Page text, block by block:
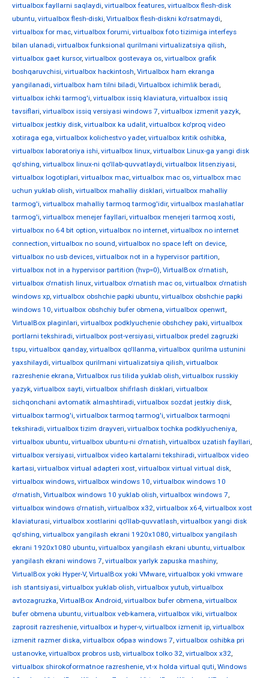
virtualbox fayllarni saqlaydi, virtualbox features, virtualbox flesh-disk
ubuntu, virtualbox flesh-diski, Virtualbox flesh-diskni ko'rsatmaydi,
virtualbox for mac, virtualbox forumi, virtualbox foto tizimiga interfeys
bilan ulanadi, virtualbox funksional qurilmani virtualizatsiya qilish,
virtualbox gaet kursor, virtualbox gostevaya os, virtualbox grafik
boshqaruvchisi, virtualbox hackintosh, Virtualbox ham ekranga
yangilanadi, virtualbox ham tilni biladi, Virtualbox ichimlik beradi,
virtualbox ichki tarmog'i, virtualbox issiq klaviatura, virtualbox issiq
tavsiflari, virtualbox issiq versiyasi windows 7, virtualbox izmenit yazyk,
virtualbox jestkiy disk, virtualbox ka udalit, virtualbox ko'proq video
xotiraga ega, virtualbox kolichestvo yader, virtualbox kritik oshibka,
virtualbox laboratoriya ishi, virtualbox linux, virtualbox Linux-ga yangi disk
qo'shing, virtualbox linux-ni qo'llab-quvvatlaydi, virtualbox litsenziyasi,
virtualbox logotiplari, virtualbox mac, virtualbox mac os, virtualbox mac
uchun yuklab olish, virtualbox mahalliy disklari, virtualbox mahalliy
tarmog'i, virtualbox mahalliy tarmoq tarmog'idir, virtualbox maslahatlar
tarmog'i, virtualbox menejer fayllari, virtualbox menejeri tarmoq xosti,
virtualbox no 64 bit option, virtualbox no internet, virtualbox no internet
connection, virtualbox no sound, virtualbox no space left on device,
virtualbox no usb devices, virtualbox not in a hypervisor partition,
virtualbox not in a hypervisor partition (hvp=0), VirtualBox o'rnatish,
virtualbox o'rnatish linux, virtualbox o'rnatish mac os, virtualbox o'rnatish
windows xp, virtualbox obshchie papki ubuntu, virtualbox obshchie papki
windows 10, virtualbox obshchiy bufer obmena, virtualbox openwrt,
VirtualBox plaginlari, virtualbox podklyuchenie obshchey paki, virtualbox
portlarni tekshiradi, virtualbox post-versiyasi, virtualbox predel zagruzki
tspu, virtualbox qanday, virtualbox qo'llanma, virtualbox qurilma ustunini
yaxshilaydi, virtualbox qurilmani virtualizatsiya qilish, virtualbox
razreshenie ekrana, Virtualbox rus tilida yuklab olish, virtualbox russkiy
yazyk, virtualbox sayti, virtualbox shifrlash disklari, virtualbox
sichqonchani avtomatik almashtiradi, virtualbox sozdat jestkiy disk,
virtualbox tarmog'i, virtualbox tarmoq tarmog'i, virtualbox tarmoqni
tekshiradi, virtualbox tizim drayveri, virtualbox tochka podklyucheniya,
virtualbox ubuntu, virtualbox ubuntu-ni o'rnatish, virtualbox uzatish fayllari,
virtualbox versiyasi, virtualbox video kartalarni tekshiradi, virtualbox video
kartasi, virtualbox virtual adapteri xost, virtualbox virtual virtual disk,
virtualbox windows, virtualbox windows 10, virtualbox windows 10
o'rnatish, Virtualbox windows 10 yuklab olish, virtualbox windows 7,
virtualbox windows o'rnatish, virtualbox x32, virtualbox x64, virtualbox xost
klaviaturasi, virtualbox xostlarini qo'llab-quvvatlash, virtualbox yangi disk
qo'shing, virtualbox yangilash ekrani 1920x1080, virtualbox yangilash
ekrani 1920x1080 ubuntu, virtualbox yangilash ekrani ubuntu, virtualbox
yangilash ekrani windows 7, virtualbox yarlyk zapuska mashiny,
VirtualBox yoki Hyper-V, VirtualBox yoki VMware, virtualbox yoki vmware
ish stantsiyasi, virtualbox yuklab olish, virtualbox yutub, virtualbox
avtozagruzka, VirtualBox Android, virtualbox bufer obmena, virtualbox
bufer obmena ubuntu, virtualbox veb-kamera, virtualbox viki, virtualbox
zaprosit razreshenie, virtualbox и hyper-v, virtualbox izmenit ip, virtualbox
izmenit razmer diska, virtualbox образ windows 7, virtualbox oshibka pri
ustanovke, virtualbox probros usb, virtualbox tolko 32, virtualbox х32,
virtualbox shirokoformatnoe razreshenie, vt-x holda virtual quti, Windows